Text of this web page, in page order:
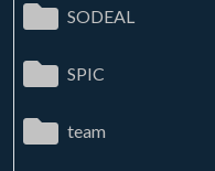
SODEAL
SPIC
team